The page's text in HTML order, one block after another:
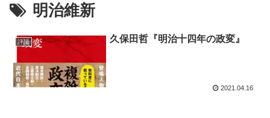
明治維新
評論 久保田哲『明治十四年の政変』
2021.04.16